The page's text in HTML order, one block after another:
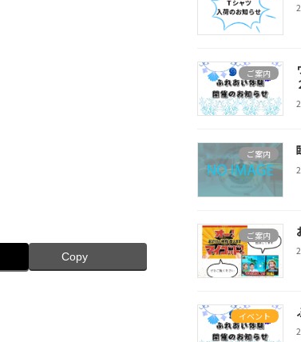
Copy
ご案内
ご案内
ご案内
イベント